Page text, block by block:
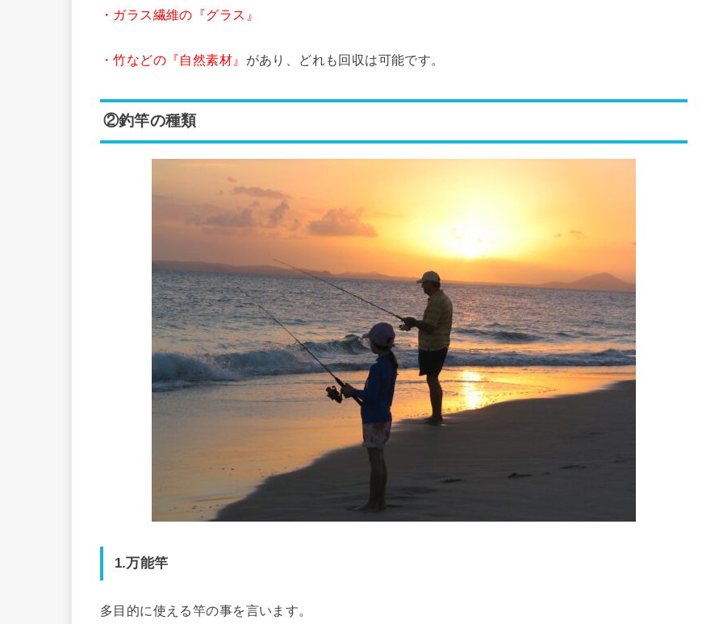
・ガラス繊維の『グラス』
・竹などの『自然素材』 があり、どれも回収は可能です。
②釣竿の種類
1.万能竿
多目的に使える竿の事を言います。